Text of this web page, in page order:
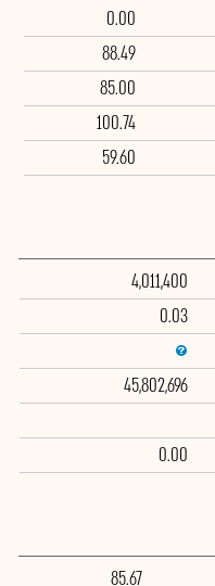
0.00
88.49
85.00
100.74
59.60
4,011,400
0.03
45,802,696
0.00
85.67